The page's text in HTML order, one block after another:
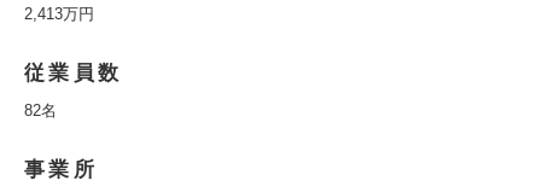
2,413万円
従業員数
82名
事業所